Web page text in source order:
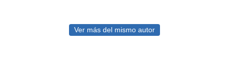
Ver más del mismo autor